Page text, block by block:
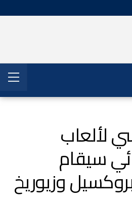
لألعاب
سيقام
وزيوريخ